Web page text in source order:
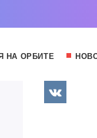
НА ОРБИТЕ